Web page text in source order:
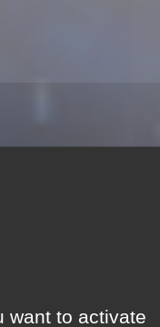
want to activate